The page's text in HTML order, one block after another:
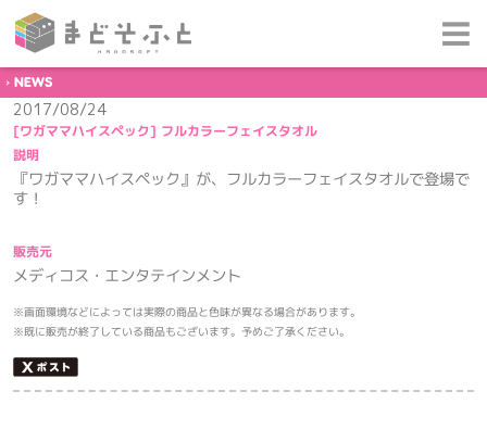
NEWS
2017/08/24
[ワガママハイスペック] フルカラーフェイスタオル
説明
『ワガママハイスペック』が、フルカラーフェイスタオルで登場で
す！
販売元
メディコス・エンタテインメント
※画面環境などによっては実際の商品と色味が異なる場合があります。
※既に販売が終了している商品もございます。予めご了承ください。